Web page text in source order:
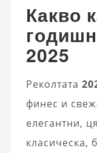
Какво
2025
Реколтата
финес и
елегантни,
класическа,